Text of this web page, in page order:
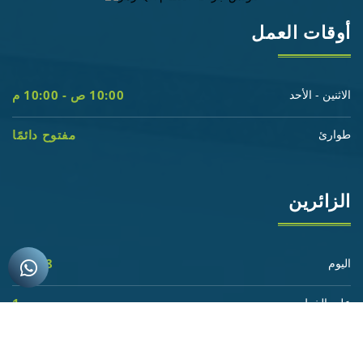
أوقات العمل
10:00 ص - 10:00 م الاثنين - الأحد
مفتوح دائمًا طوارئ
الزائرين
11 208 اليوم
1 على الخط